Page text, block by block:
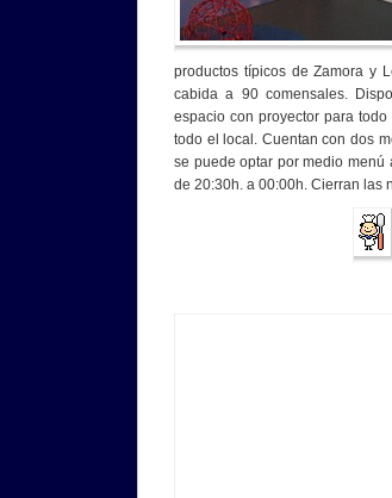
productos típicos de Zamora y
cabida a 90 comensales.
espacio con proyector para
todo el local. Cuentan con dos
se puede optar por medio menú
de 20:30h. a 00:00h. Cierran las